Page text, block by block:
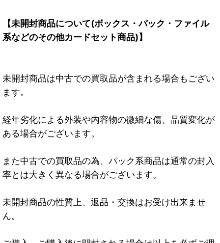
【未開封商品について(ボックス・パック・ファイル
系などのその他カードセット商品)】
未開封商品は中古での買取品が含まれる場合もござい
ます。
経年劣化による外装や内容物の微細な傷、品質変化が
ある場合がございます。
また中古での買取品の為、パック系商品は通常の封入
率とは大きく異なる場合がございます。
未開封商品の性質上、返品・交換はお受け出来ませ
ん。